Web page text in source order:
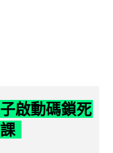
啟動碼鎖死